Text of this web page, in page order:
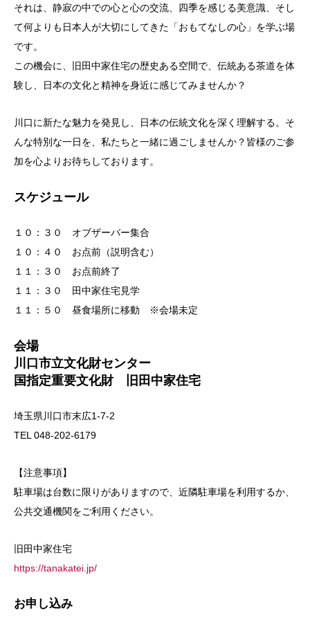
それは、静寂の中での心と心の交流、四季を感じる美意識、そし
て何よりも日本人が大切にしてきた「おもてなしの心」を学ぶ場
です。
この機会に、旧田中家住宅の歴史ある空間で、伝統ある茶道を体
験し、日本の文化と精神を身近に感じてみませんか？
川口に新たな魅力を発見し、日本の伝統文化を深く理解する。そ
んな特別な一日を、私たちと一緒に過ごしませんか？皆様のご参
加を心よりお待ちしております。
スケジュール
１０：３０ オブザーバー集合
１０：４０ お点前（説明含む）
１１：３０ お点前終了
１１：３０ 田中家住宅見学
１１：５０ 昼食場所に移動 ※会場未定
会場
川口市立文化財センター
国指定重要文化財 旧田中家住宅
埼玉県川口市末広1-7-2
TEL 048-202-6179
【注意事項】
駐車場は台数に限りがありますので、近隣駐車場を利用するか、
公共交通機関をご利用ください。
旧田中家住宅
https://tanakatei.jp/
お申し込み